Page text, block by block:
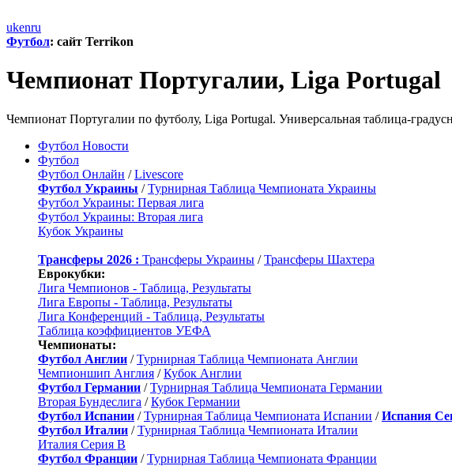
ukenru
Футбол: сайт Terrikon
Чемпионат Португалии, Liga Portugal
Чемпионат Португалии по футболу, Liga Portugal. Универсальная таблица-
Футбол Новости
Футбол
Футбол Онлайн /Livescore
Футбол Украины /Турнирная Таблица Чемпионата Украины
Футбол Украины: Первая лига
Футбол Украины: Вторая лига
Кубок Украины
Трансферы 2026 : Трансферы Украины /Трансферы Шахтера
Еврокубки:
Лига Чемпионов - Таблица, Результаты
Лига Европы - Таблица, Результаты
Лига Конференций - Таблица, Результаты
Таблица коэффициентов УЕФА
Чемпионаты:
Футбол Англии /Турнирная Таблица Чемпионата Англии
Чемпионшип Англия /Кубок Англии
Футбол Германии /Турнирная Таблица Чемпионата Германии
Вторая Бундеслига /Кубок Германии
Футбол Испании /Турнирная Таблица Чемпионата Испании /Испания
Футбол Италии /Турнирная Таблица Чемпионата Италии
Италия Серия B
Футбол Франции /Турнирная Таблица Чемпионата Франции